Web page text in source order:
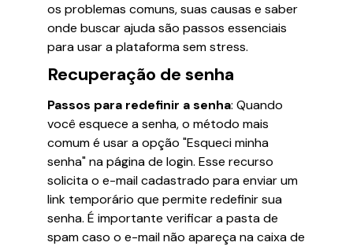
os problemas comuns, suas causas e saber
onde buscar ajuda são passos essenciais
para usar a plataforma sem stress.
Recuperação de senha
Passos para redefinir a senha: Quando
você esquece a senha, o método mais
comum é usar a opção "Esqueci minha
senha" na página de login. Esse recurso
solicita o e-mail cadastrado para enviar um
link temporário que permite redefinir sua
senha. É importante verificar a pasta de
spam caso o e-mail não apareça na caixa de